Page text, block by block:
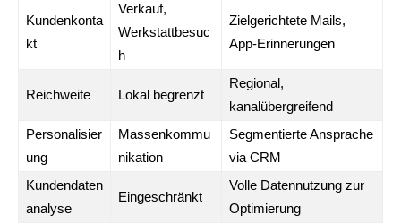
Kundenkonta
kt
Verkauf,
Werkstattbesuc
h
Zielgerichtete Mails,
App-Erinnerungen
Reichweite Lokal begrenzt
Regional,
kanalübergreifend
Personalisier
ung
Massenkommu
nikation
Segmentierte Ansprache
via CRM
Kundendaten
analyse
Eingeschränkt
Volle Datennutzung zur
Optimierung